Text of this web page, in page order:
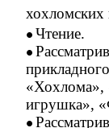
хохломских
Чтение.
«Хохлома»,
игрушка»,